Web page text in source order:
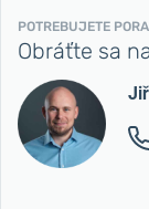
POTREBUJETE
Obráťte sa